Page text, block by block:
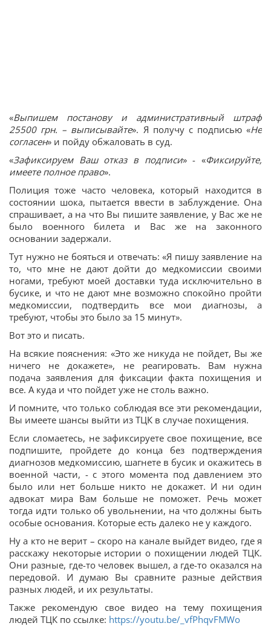
«Выпишем постанову и административный штраф
25500 грн. – выписывайте». Я получу с подписью «Не
согласен» и пойду обжаловать в суд.
«Зафиксируем Ваш отказ в подписи» - «Фиксируйте,
имеете полное право».
Полиция тоже часто человека, который находится в
состоянии шока, пытается ввести в заблуждение. Она
спрашивает, а на что Вы пишите заявление, у Вас же не
было военного билета и Вас же на законного
основании задержали.
Тут нужно не бояться и отвечать: «Я пишу заявление на
то, что мне не дают дойти до медкомиссии своими
ногами, требуют моей доставки туда исключительно в
бусике, и что не дают мне возможно спокойно пройти
медкомиссии, подтвердить все мои диагнозы, а
требуют, чтобы это было за 15 минут».
Вот это и писать.
На всякие пояснения: «Это же никуда не пойдет, Вы же
ничего не докажете», не реагировать. Вам нужна
подача заявления для фиксации факта похищения и
все. А куда и что пойдет уже не столь важно.
И помните, что только соблюдая все эти рекомендации,
Вы имеете шансы выйти из ТЦК в случае похищения.
Если сломаетесь, не зафиксируете свое похищение, все
подпишите, пройдете до конца без подтверждения
диагнозов медкомиссию, шагнете в бусик и окажитесь в
военной части, - с этого момента под давлением это
было или нет больше никто не докажет. И ни один
адвокат мира Вам больше не поможет. Речь может
тогда идти только об увольнении, на что должны быть
особые основания. Которые есть далеко не у каждого.
Ну а кто не верит – скоро на канале выйдет видео, где я
расскажу некоторые истории о похищении людей ТЦК.
Они разные, где-то человек вышел, а где-то оказался на
передовой. И думаю Вы сравните разные действия
разных людей, и их результаты.
Также рекомендую свое видео на тему похищения
людей ТЦК по ссылке: https://youtu.be/_vfPhqvFMWo